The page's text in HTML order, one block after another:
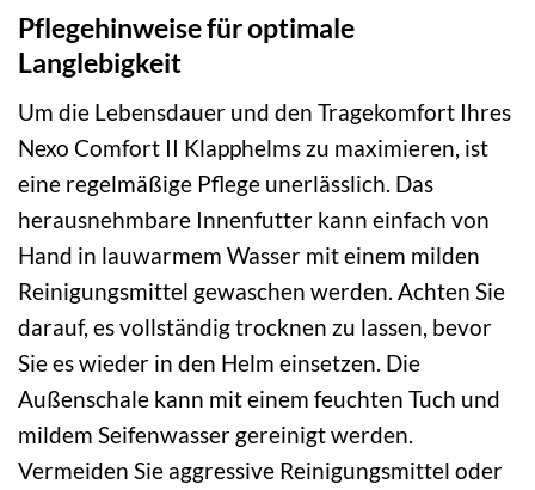
Pflegehinweise für optimale
Langlebigkeit
Um die Lebensdauer und den Tragekomfort Ihres
Nexo Comfort II Klapphelms zu maximieren, ist
eine regelmäßige Pflege unerlässlich. Das
herausnehmbare Innenfutter kann einfach von
Hand in lauwarmem Wasser mit einem milden
Reinigungsmittel gewaschen werden. Achten Sie
darauf, es vollständig trocknen zu lassen, bevor
Sie es wieder in den Helm einsetzen. Die
Außenschale kann mit einem feuchten Tuch und
mildem Seifenwasser gereinigt werden.
Vermeiden Sie aggressive Reinigungsmittel oder